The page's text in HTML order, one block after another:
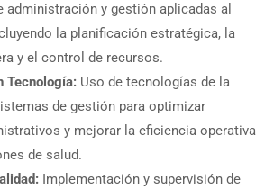
administración y gestión aplicadas al
la planificación estratégica, la
y el control de recursos.
Tecnología: Uso de tecnologías de la
de gestión para optimizar
y mejorar la eficiencia operativa
de salud.
Implementación y supervisión de